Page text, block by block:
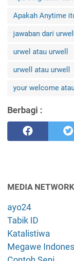
Apakah Anytime
jawaban dari urwell
urwel atau urwell
urwell atau urwell
your welcome
Berbagi :
MEDIA NETWORK
ayo24
Tabik ID
Katalistiwa
Megawe